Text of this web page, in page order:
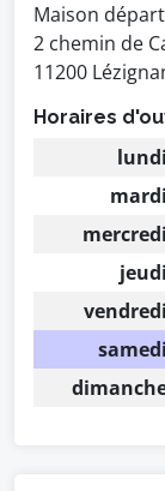
Maison
2 chemin de
11200
Horaires
lundi
mardi
mercredi
jeudi
vendredi
samedi